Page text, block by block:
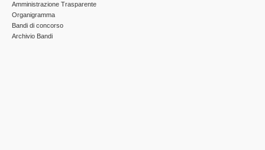
Amministrazione Trasparente
Organigramma
Bandi di concorso
Archivio Bandi